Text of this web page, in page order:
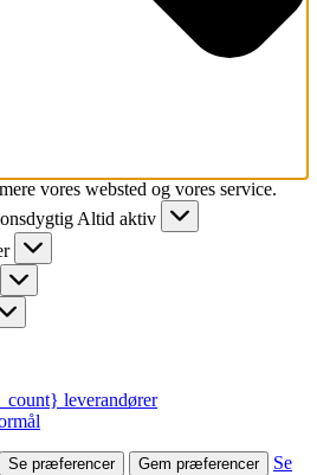
vores websted og vores service.
Altid aktiv
leverandører
Se præferencer Gem præferencer
Se